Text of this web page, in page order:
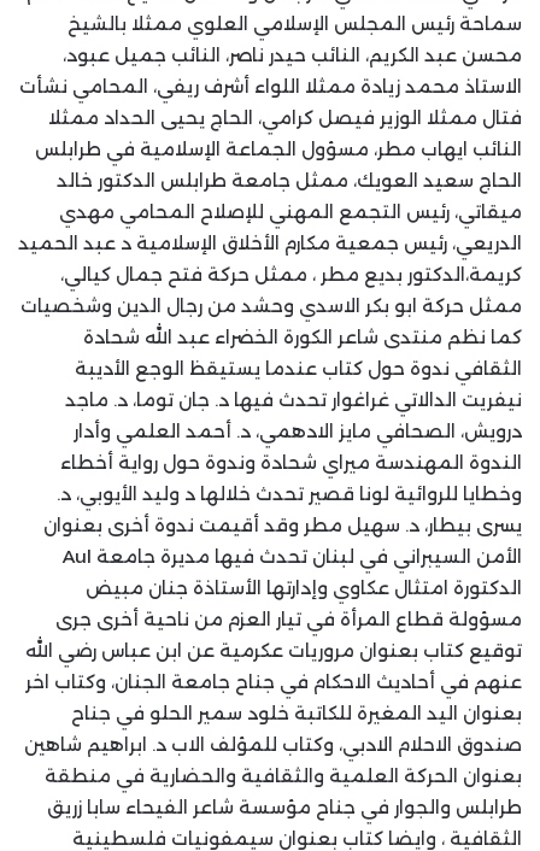
سماحة رئيس المجلس الإسلامي العلوي ممثلا بالشيخ
محسن عبد الكريم، النائب حيدر ناصر، النائب جميل عبود،
الاستاذ محمد زيادة ممثلا اللواء أشرف ريفي، المحامي نشأت
فتال ممثلا الوزير فيصل كرامي، الحاج يحيى الحداد ممثلا
النائب ايهاب مطر، مسؤول الجماعة الإسلامية في طرابلس
الحاج سعيد العويك، ممثل جامعة طرابلس الدكتور خالد
ميقاتي، رئيس التجمع المهني للإصلاح المحامي مهدي
الدريعي، رئيس جمعية مكارم الأخلاق الإسلامية د عبد الحميد
كريمة،الدكتور بديع مطر ، ممثل حركة فتح جمال كيالي،
ممثل حركة ابو بكر الاسدي وحشد من رجال الدين وشخصيات
كما نظم منتدى شاعر الكورة الخضراء عبد الله شحادة
الثقافي ندوة حول كتاب عندما يستيقظ الوجع الأديبة
نيفريت الدالاتي غراغوار تحدث فيها د. جان توما، د. ماجد
درويش، الصحافي مايز الادهمي، د. أحمد العلمي وأدار
الندوة المهندسة ميراي شحادة وندوة حول رواية أخطاء
وخطايا للروائية لونا قصير تحدث خلالها د وليد الأيوبي، د.
يسرى بيطار، د. سهيل مطر وقد أقيمت ندوة أخرى بعنوان
الأمن السيبراني في لبنان تحدث فيها مديرة جامعة Aul
الدكتورة امتثال عكاوي وإدارتها الأستاذة جنان مبيض
مسؤولة قطاع المرأة في تيار العزم من ناحية أخرى جرى
توقيع كتاب بعنوان مروريات عكرمية عن ابن عباس رضي الله
عنهم في أحاديث الاحكام في جناح جامعة الجنان، وكتاب اخر
بعنوان اليد المغيرة للكاتبة خلود سمير الحلو في جناح
صندوق الاحلام الادبي، وكتاب للمؤلف الاب د. ابراهيم شاهين
بعنوان الحركة العلمية والثقافية والحضارية في منطقة
طرابلس والجوار في جناح مؤسسة شاعر الفيحاء سابا زريق
الثقافية ، وايضا كتاب بعنوان سيمفونيات فلسطينية